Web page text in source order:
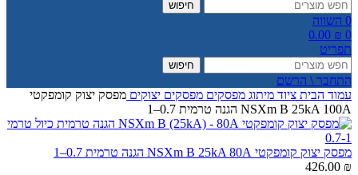
חיפוש
0 השווה
0
0.00 ₪
תפריט
חיפוש
התחבר \ הרשם
עמוד הבית ציוד מיתוג מפסקים מפסקים יצוקים מפסק יצוק קומפקטי
NSXm B 25kA 100A הגנה טרמית 0.7–1
מפסק יצוק קומפקטי NSXm B 25kA 80A הגנה טרמית 0.7–1
426.00 ₪